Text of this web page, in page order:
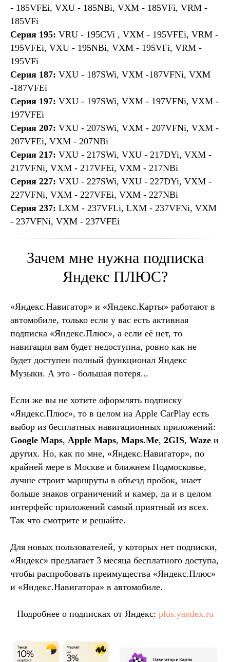
- 185VFEi, VXU - 185NBi, VXM - 185VFi, VRM -
185VFi
Серия 195: VRU - 195CVi , VXM - 195VFEi, VRM -
195VFEi, VXU - 195NBi, VXM - 195VFi, VRM -
195VFi
Серия 187: VXU - 187SWi, VXM -187VFNi, VXM
-187VFEi
Серия 197: VXU - 197SWi, VXM - 197VFNi, VXM -
197VFEi
Серия 207: VXU - 207SWi, VXM - 207VFNi, VXM -
207VFEi, VXM - 207NBi
Серия 217: VXU - 217SWi, VXU - 217DYi, VXM -
217VFNi, VXM - 217VFEi, VXM - 217NBi
Серия 227: VXU - 227SWi, VXU - 227DYi, VXM -
227VFNi, VXM - 227VFEi, VXM - 227NBi
Серия 237: LXM - 237VFLi, LXM - 237VFNi, VXM
- 237VFNi, VXM - 237VFEi
Зачем мне нужна подписка
Яндекс ПЛЮС?
«Яндекс.Навигатор» и «Яндекс.Карты» работают в
автомобиле, только если у вас есть активная
подписка «Яндекс.Плюс», а если её нет, то
навигация вам будет недоступна, ровно как не
будет доступен полный функционал Яндекс
Музыки. А это - большая потеря...
Если же вы не хотите оформлять подписку
«Яндекс.Плюс», то в целом на Apple CarPlay есть
выбор из бесплатных навигационных приложений:
Google Maps, Apple Maps, Maps.Me, 2GIS, Waze и
других. Но, как по мне, «Яндекс.Навигатор», по
крайней мере в Москве и ближнем Подмосковье,
лучше строит маршруты в объезд пробок, знает
больше знаков ограничений и камер, да и в целом
интерфейс приложений самый приятный из всех.
Так что смотрите и решайте.
Для новых пользователей, у которых нет подписки,
«Яндекс» предлагает 3 месяца бесплатного доступа,
чтобы распробовать преимущества «Яндекс.Плюс»
и «Яндекс.Навигатора» в автомобиле.
Подробнее о подписках от Яндекс: plus.yandex.ru